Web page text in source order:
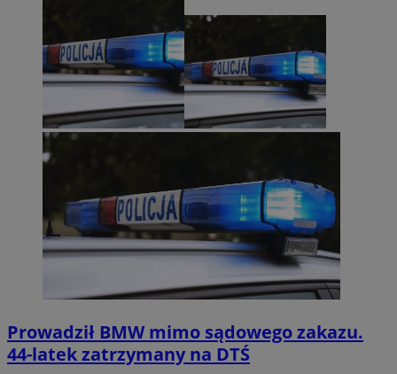
Prowadził BMW mimo sądowego zakazu.
44-latek zatrzymany na DTŚ